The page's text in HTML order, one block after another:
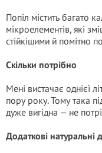
Попіл містить багато
мікроелементів, які
стійкішими й помітно
Скільки потрібно
Мені вистачає однієї
пору року. Тому така
дуже вигідна — не
Додаткові натуральні